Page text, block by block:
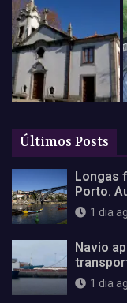
Últimos Posts
Longas
Porto.
1 dia
Navio
1 dia